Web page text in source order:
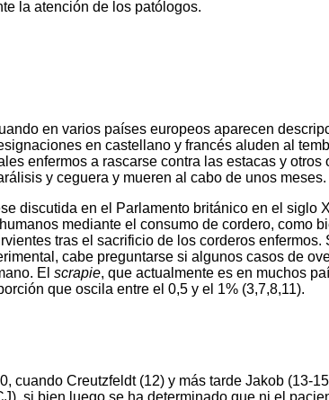
la atención de los patólogos.
en varios países europeos aparecen
en castellano y francés aluden al
enfermos a rascarse contra las estacas y
y ceguera y mueren al cabo de unos meses.
discutida en el Parlamento británico en el siglo
mediante el consumo de cordero, como
tras el sacrificio de los corderos
cabe preguntarse si algunos casos de
El scrapie, que actualmente es en muchos
que oscila entre el 0,5 y el 1% (3,7,8,11).
Creutzfeldt (12) y más tarde Jakob (13-
si bien luego se ha determinado que ni el